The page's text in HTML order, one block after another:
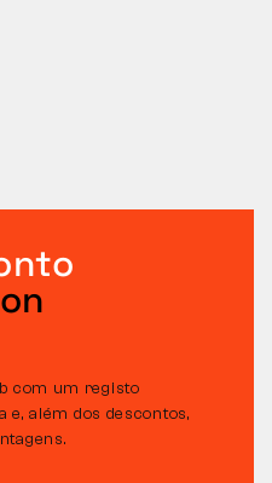
com um registo
e, além dos descontos,